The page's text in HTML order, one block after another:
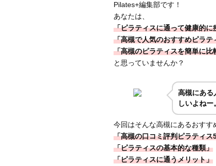
Pilates+編集部です！
あなたは、
「ピラティスに通って健康的に
「高槻で人気のおすすめピラテ
「高槻のピラティスを簡単に比
と思っていませんか？
高槻にある
しいよねー。
今回はそんな高槻にあるおす
「高槻の口コミ評判ピラティス
「ピラティスの基本的な種類」
「ピラティスに通うメリット」